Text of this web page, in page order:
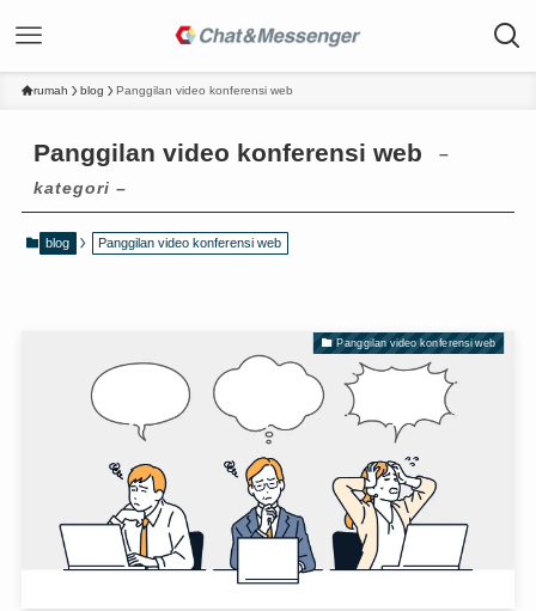
rumah blog Panggilan video konferensi web
Panggilan video konferensi web
–
kategori –
blog Panggilan video konferensi web
Panggilan video konferensi web